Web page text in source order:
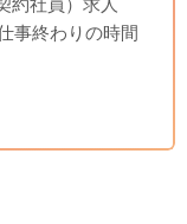
事終わりの時間